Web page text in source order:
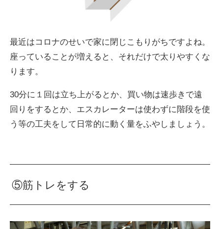
最近はコロナのせいで家に閉じこもりがちですよね。
座っていることが増えると、それだけで太りやすくな
ります。
30分に１回は立ち上がるとか、買い物は速歩きで遠
回りをするとか、エスカレーターは使わずに階段を使
う等の工夫をして日常的に動く量をふやしましょう。
⑤筋トレをする